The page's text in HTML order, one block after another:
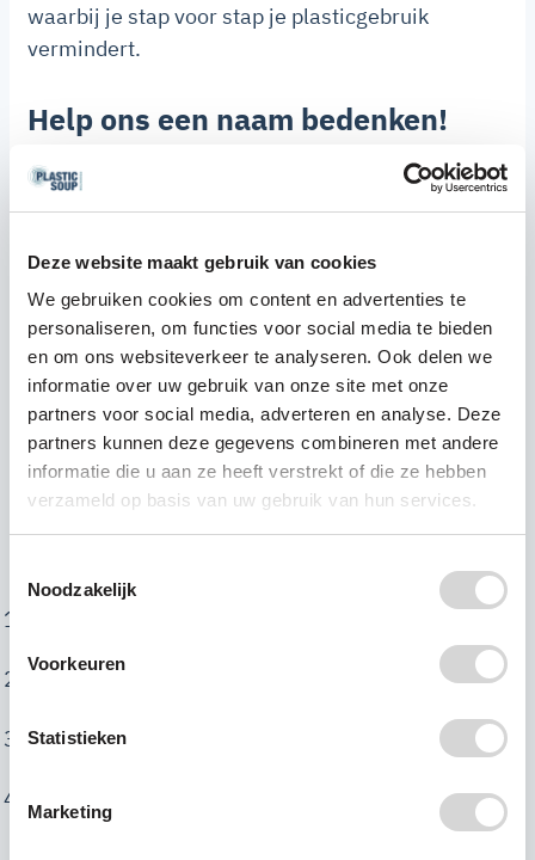
Deze website maakt gebruik van cookies
We gebruiken cookies om content en advertenties te
personaliseren, om functies voor social media te bieden
en om ons websiteverkeer te analyseren. Ook delen we
informatie over uw gebruik van onze site met onze
partners voor social media, adverteren en analyse. Deze
partners kunnen deze gegevens combineren met andere
informatie die u aan ze heeft verstrekt of die ze hebben
verzameld op basis van uw gebruik van hun services.
Noodzakelijk
Voorkeuren
Statistieken
Marketing
waarbij je stap voor stap je plasticgebruik
vermindert.
Help ons een naam bedenken!
Wat maakt een
Een sterke naam is kort, krachtig en makkelijk te
onthouden. Het is belangrijk dat de boodschap
duidelijk is: plasticvrij leven, gezondheid en
duurzaamheid. De naam moet internationaal
begrijpelijk en goed uit te spreken zijn. We willen
een naam die net zo impactvol is als onze missie.
Heb jij een goed idee voor de naam van deze app?
Laat het ons weten!
Doe mee en win!
Op25 februari 2025
Een deskundige jury bepaalt de uiteindelijke
De winnaar wordt bekendgemaakt op
1 maart